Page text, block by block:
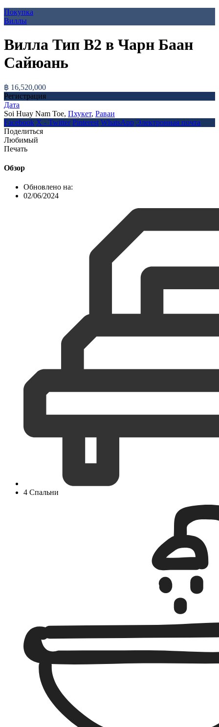
Покупка
Виллы
Вилла Тип B2 в Чарн Баан
Сайюань
฿ 16,520,000
Регистрация
Дата
Soi Huay Nam Toe, Пхукет, Раваи
Facebook X - Twitter Pinterest WhatsApp Электронная почта
Поделиться
Любимый
Печать
Обзор
Обновлено на:
02/06/2024
4 Спальни